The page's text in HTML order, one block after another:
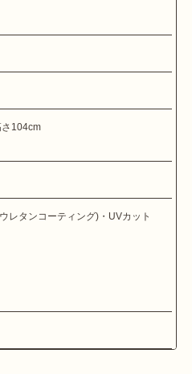
104cm
レタンコーティング)・UVカット